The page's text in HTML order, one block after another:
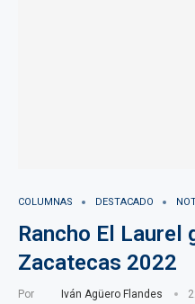
COLUMNAS DESTACADO
Rancho El Laurel
Zacatecas 2022
Por Iván Agüero Flandes